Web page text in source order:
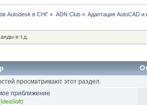
Autodesk в СНГ » ADN Club» Адаптация AutoCAD и
и т.д.
просматривают этот раздел.
приближение